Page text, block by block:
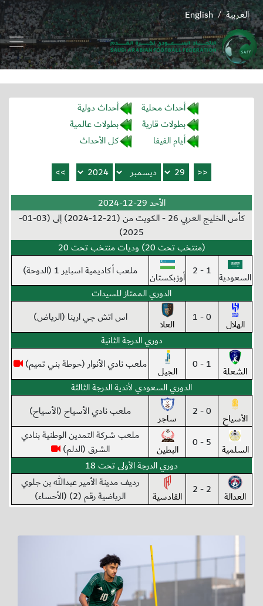
English / العربية
أحداث محلية
أحداث دولية
بطولات قارية
بطولات عالمية
أيام الفيفا
كل الأحداث
الأحد 29-12-2024
كأس الخليج العربي 26 - الكويت من (21-12-2024) إلى (03-01-
2025)
(منتخب تحت 20) وديات منتخب تحت 20
السعودية 1 - 2 أوزبكستان
ملعب أكاديمية اسباير 1 (الدوحة)
الدوري الممتاز للسيدات
الهلال 0 - 1 العلا
اس اتش جي ارينا (الرياض)
دوري الدرجة الثانية
الشعلة 1 - 0 الجيل
ملعب نادي الأنوار (حوطة بني تميم)
الدوري السعودي لأندية الدرجة الثالثة
الأسياح 0 - 2 ساجر ملعب نادي الأسياح (الأسياح)
السلمية 5 - 0 البطين
ملعب شركة التمدين الوطنية بنادي
الشرق (الدلم)
دوري الدرجة الأولى تحت 18
العدالة 2 - 2 القادسية
رديف مدينة الأمير عبدالله بن جلوي
الرياضية رقم (2) (الأحساء)